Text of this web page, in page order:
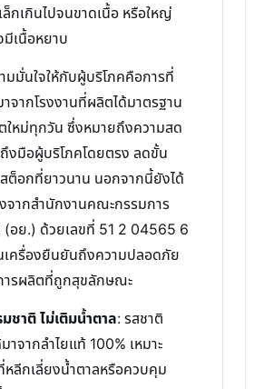
กเกินไปจนขาดเนื้อ หรือใหญ่
มีเนื้อหยาบ
มมั่นใจให้กับผู้บริโภคคือการที่
ากโรงงานที่ผลิตได้มาตรฐาน
ใหม่ทุกวัน ซึ่งหมายถึงความสด
งมือผู้บริโภคโดยตรง ลดขั้น
ต็อกที่ยาวนาน นอกจากนี้ยังได้
จากสำนักงานคณะกรรมการ
(อย.) ด้วยเลขที่ 51 2 04565 6
เครื่องยืนยันถึงความปลอดภัย
ารผลิตที่ถูกสุขลักษณะ
ชาติ ไม่เติมน้ำตาล: รสชาติ
าจากลำไยแท้ 100% เหมาะ
ลีกเลี่ยงน้ำตาลหรือควบคุม